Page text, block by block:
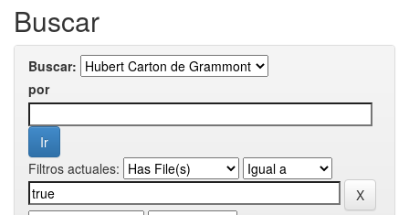
Buscar
Buscar:
por
Filtros actuales: